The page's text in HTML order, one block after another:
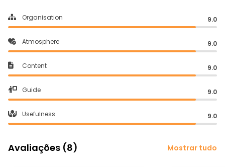
Organisation 9.0
Atmosphere 9.0
Content 9.0
Guide 9.0
Usefulness 9.0
Avaliações (8) Mostrar tudo